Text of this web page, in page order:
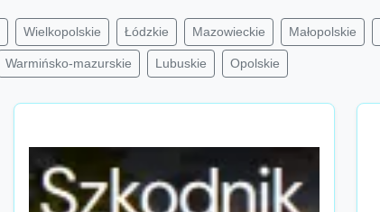
Wielkopolskie Łódzkie Mazowieckie Małopolskie
Warmińsko-mazurskie Lubuskie Opolskie